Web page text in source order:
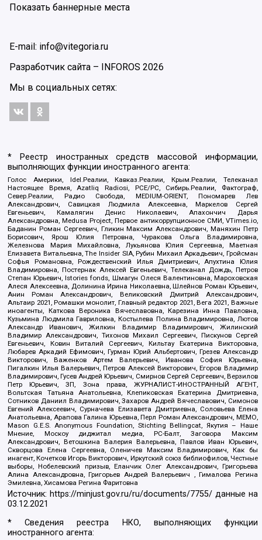
Показать баннерные места
E-mail: info@vitegoria.ru
Разработчик сайта – INFOROS 2026
Мы в социальных сетях:
* Реестр иностранных средств массовой информации,
выполняющих функции иностранного агента:
Голос Америки, Idel.Реалии, Кавказ.Реалии, Крым.Реалии, Телеканал
Настоящее Время, Azatliq Radiosi, PCE/PC, Сибирь.Реалии, Фактограф,
Север.Реалии, Радио Свобода, MEDIUM-ORIENT, Пономарев Лев
Александрович, Савицкая Людмила Алексеевна, Маркелов Сергей
Евгеньевич, Камалягин Денис Николаевич, Апахончич Дарья
Александровна, Medusa Project, Первое антикоррупционное СМИ, VTimes.io,
Баданин Роман Сергеевич, Гликин Максим Александрович, Маняхин Петр
Борисович, Ярош Юлия Петровна, Чуракова Ольга Владимировна,
Железнова Мария Михайловна, Лукьянова Юлия Сергеевна, Маетная
Елизавета Витальевна, The Insider SIA, Рубин Михаил Аркадьевич, Гройсман
Софья Романовна, Рождественский Илья Дмитриевич, Апухтина Юлия
Владимировна, Постернак Алексей Евгеньевич, Телеканал Дождь, Петров
Степан Юрьевич, Istories fonds, Шмагун Олеся Валентиновна, Мароховская
Алеся Алексеевна, Долинина Ирина Николаевна, Шлейнов Роман Юрьевич,
Анин Роман Александрович, Великовский Дмитрий Александрович,
Альтаир 2021, Ромашки монолит, Главный редактор 2021, Вега 2021, Важные
иноагенты, Каткова Вероника Вячеславовна, Карезина Инна Павловна,
Кузьмина Людмила Гавриловна, Костылева Полина Владимировна, Лютов
Александр Иванович, Жилкин Владимир Владимирович, Жилинский
Владимир Александрович, Тихонов Михаил Сергеевич, Пискунов Сергей
Евгеньевич, Ковин Виталий Сергеевич, Кильтау Екатерина Викторовна,
Любарев Аркадий Ефимович, Гурман Юрий Альбертович, Грезев Александр
Викторович, Важенков Артем Валерьевич, Иванова София Юрьевна,
Пигалкин Илья Валерьевич, Петров Алексей Викторович, Егоров Владимир
Владимирович, Гусев Андрей Юрьевич, Смирнов Сергей Сергеевич, Верзилов
Петр Юрьевич, ЗП, Зона права, ЖУРНАЛИСТ-ИНОСТРАННЫЙ АГЕНТ,
Вольтская Татьяна Анатольевна, Клепиковская Екатерина Дмитриевна,
Сотников Даниил Владимирович, Захаров Андрей Вячеславович, Симонов
Евгений Алексеевич, Сурначева Елизавета Дмитриевна, Соловьева Елена
Анатольевна, Арапова Галина Юрьевна, Перл Роман Александрович, МЕМО,
Mason G.E.S. Anonymous Foundation, Stichting Bellingcat, Якутия – Наше
Мнение, Москоу диджитал медиа, РС-Балт, Заговора Максим
Александрович, Ветошкина Валерия Валерьевна, Павлов Иван Юрьевич,
Скворцова Елена Сергеевна, Оленичев Максим Владимирович, Как бы
инагент, Кочетков Игорь Викторович, Иркутский союз библиофилов, Честные
выборы, Нобелевский призыв, Еланчик Олег Александрович, Григорьева
Алина Александровна, Григорьев Андрей Валерьевич , Гималова Регина
Эмилевна, Хисамова Регина Фаритовна
Источник:https://minjust.gov.ru/ru/documents/7755/ данные на
03.12.2021
* Сведения реестра НКО, выполняющих функции
иностранного агента: